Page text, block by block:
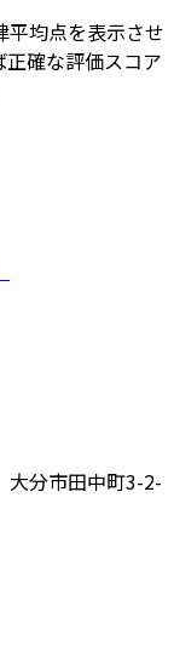
平均点を表示させ
確な評価スコア
大分市田中町3-2-